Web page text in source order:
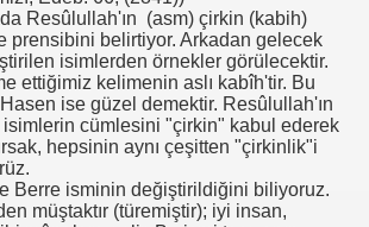
Resûlullah'ın (asm) çirkin (kabih)
prensibini belirtiyor. Arkadan gelecek
isimlerden örnekler görülecektir.
ettiğimiz kelimenin aslı kabîh'tir. Bu
Hasen ise güzel demektir. Resûlullah'ın
cümlesini "çirkin" kabul ederek
hepsinin aynı çeşitten "çirkinlik"i
Berre isminin değiştirildiğini biliyoruz.
müştaktır (türemiştir); iyi insan,